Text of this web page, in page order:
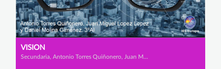
VISION
Secundaria, Antonio Torres Quiñonero, Juan Miguel López López y Daniel Molina Giménez